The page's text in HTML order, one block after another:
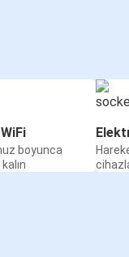
boyunca